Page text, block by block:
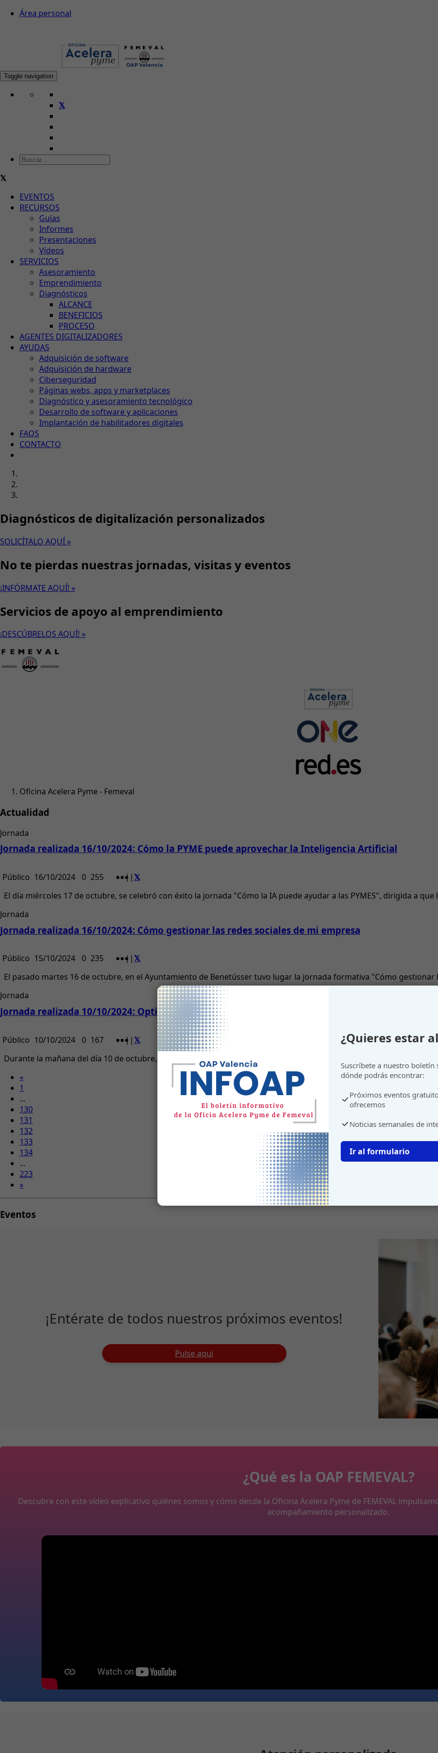
Área personal
Toggle navigation
EVENTOS
RECURSOS
Guías
Informes
Presentaciones
Vídeos
SERVICIOS
Asesoramiento
Emprendimiento
Diagnósticos
ALCANCE
BENEFICIOS
PROCESO
AGENTES DIGITALIZADORES
AYUDAS
Adquisición de software
Adquisición de hardware
Ciberseguridad
Páginas webs, apps y marketplaces
Diagnóstico y asesoramiento tecnológico
Desarrollo de software y aplicaciones
Implantación de habilitadores digitales
FAQS
CONTACTO
Diagnósticos de digitalización personalizados
SOLICÍTALO AQUÍ »
No te pierdas nuestras jornadas, visitas y eventos
¡INFÓRMATE AQUÍ! »
Servicios de apoyo al emprendimiento
¡DESCÚBRELOS AQUÍ! »
Oficina Acelera Pyme - Femeval
Actualidad
Jornada
Jornada realizada 16/10/2024: Cómo la PYME puede aprovechar la Inteligencia Artificial
Público 16/10/2024 0 255 | |
El día miércoles 17 de octubre, se celebró con éxito la jornada "Cómo la IA puede ayudar a las PYMES", dirigida a que
Jornada
Jornada realizada 16/10/2024: Cómo gestionar las redes sociales de mi empresa
Público 15/10/2024 0 235 | |
El pasado martes 16 de octubre, en el Ayuntamiento de Benetússer tuvo lugar la jornada formativa "Cómo gestionar
Jornada
Jornada realizada 10/10/2024: Optimiza tu pyme: Optimización de Procesos con Inteligencia
Público 10/10/2024 0 167 | |
Durante la mañana del día 10 de octubre, se celebró una interesante jornada formativa sobre la implementación de
«
1
...
130
131
132
133
134
...
223
»
Eventos
¡Entérate de todos nuestros próximos eventos!
Pulse aquí
¿Qué es la OAP FEMEVAL?
Descubre con este vídeo explicativo quiénes somos y cómo desde la Oficina Acelera Pyme de FEMEVAL
acompañamiento personalizado.
¿Quieres estar
Suscríbete a nuestro boletín
dónde podrás encontrar:
Próximos eventos
ofrecemos
Noticias semanales de
Ir al formulario